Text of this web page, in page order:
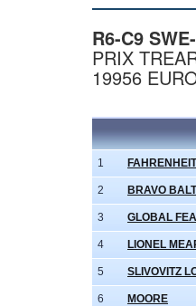
R6-C9
PRIX
19956
1 FAHRENHEIT
2 BRAVO
3 GLOBAL
4 LIONEL
5 SLIVOVITZ
6 MOORE